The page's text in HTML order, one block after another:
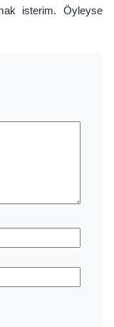
isterim. Öyleyse